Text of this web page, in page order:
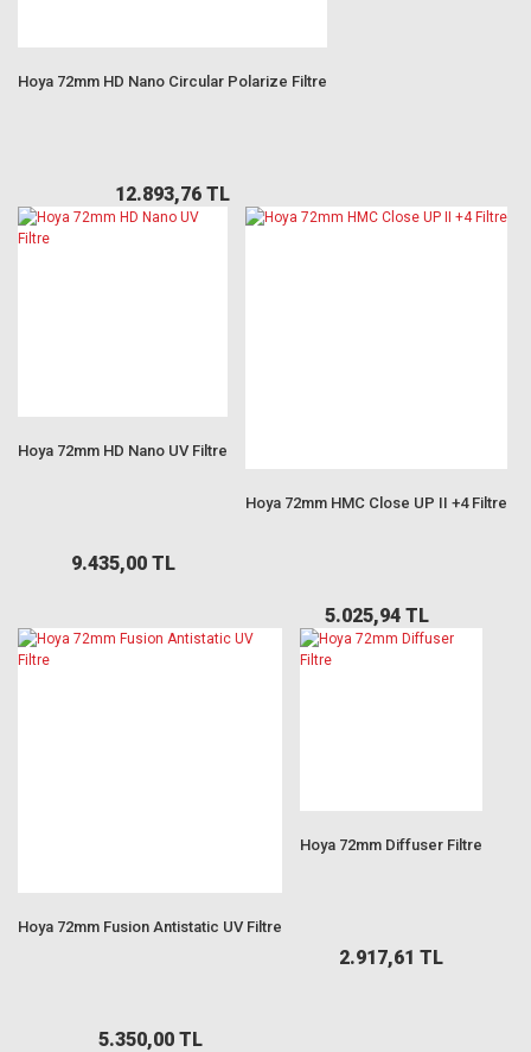
Hoya 72mm HD Nano Circular Polarize Filtre
12.893,76 TL
Hoya 72mm HD Nano UV Filtre
9.435,00 TL
Hoya 72mm HMC Close UP II +4 Filtre
5.025,94 TL
Hoya 72mm Fusion Antistatic UV Filtre
5.350,00 TL
Hoya 72mm Diffuser Filtre
2.917,61 TL